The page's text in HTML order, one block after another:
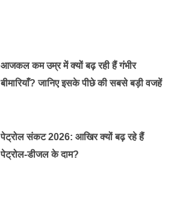
आजकल कम उम्र में क्यों बढ़ रही हैं गंभीर
बीमारियाँ? जानिए इसके पीछे की सबसे बड़ी वजहें
पेट्रोल संकट 2026: आखिर क्यों बढ़ रहे हैं
पेट्रोल-डीजल के दाम?